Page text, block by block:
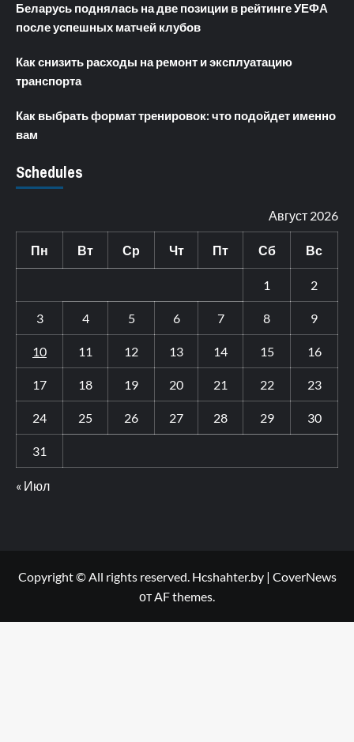
Беларусь поднялась на две позиции в рейтинге УЕФА
после успешных матчей клубов
Как снизить расходы на ремонт и эксплуатацию
транспорта
Как выбрать формат тренировок: что подойдет именно
вам
Schedules
Август 2026
Пн Вт Ср Чт Пт Сб Вс
1 2
3 4 5 6 7 8 9
10 11 12 13 14 15 16
17 18 19 20 21 22 23
24 25 26 27 28 29 30
31
« Июл
Copyright © All rights reserved. Hcshahter.by | CoverNews
от AF themes.